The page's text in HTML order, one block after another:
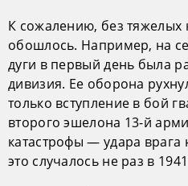
К сожалению, без тяжелых
обошлось. Например, на
дуги в первый день была
дивизия. Ее оборона
только вступление в бой
второго эшелона 13-й
катастрофы — удара
это случалось не раз в